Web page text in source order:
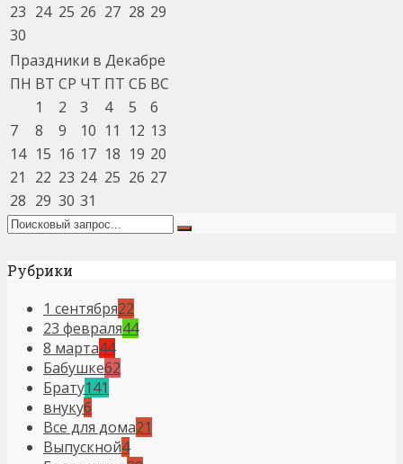
23 24 25 26 27 28 29
30
Праздники в Декабре
ПН ВТ СР ЧТ ПТ СБ ВС
1
2 3 4 5
6
7
8 9 10 11 12 13
14 15 16 17 18 19 20
21
22 23 24 25 26 27
28 29 30 31
Рубрики
1 сентября22
23 февраля44
8 марта44
Бабушке62
Брату141
внуку6
Все для дома21
Выпускной4